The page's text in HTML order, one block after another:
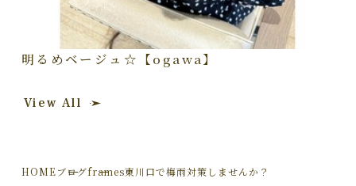
明るめベージュ☆【ogawa】
View All
HOMEブログframes東川口で梅雨対策しませんか？